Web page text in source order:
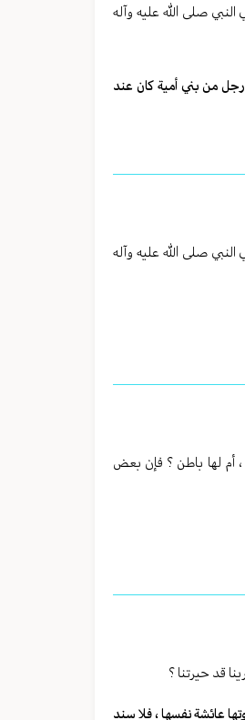
صلى الله عليه وآله
رجل من بني أمية كان عند
صلى الله عليه وآله
أم لها باطن ؟ فإن بعض
قد حيرتنا ؟
عائشة نفسها ، فلا سند